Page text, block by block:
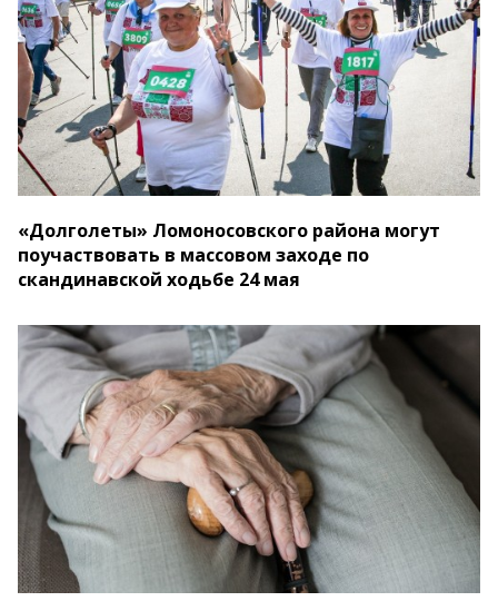
«Долголеты» Ломоносовского района могут
поучаствовать в массовом заходе по
скандинавской ходьбе 24 мая